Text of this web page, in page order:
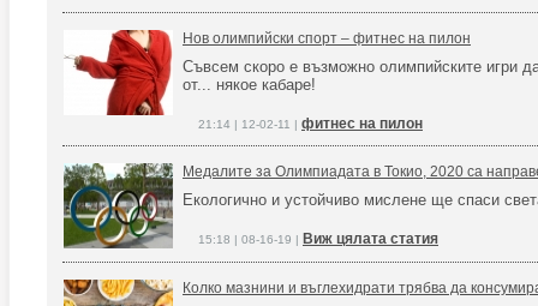
Нов олимпийски спорт – фитнес на пилон
Съвсем скоро е възможно олимпийските игри
от... някое кабаре!
21:14 | 12-02-11 | фитнес на пилон
Медалите за Олимпиадата в Токио, 2020 са
Екологично и устойчиво мислене ще спаси
15:18 | 08-16-19 | Виж цялата статия
Колко мазнини и въглехидрати трябва да